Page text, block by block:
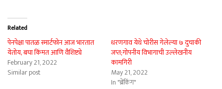
Related
पेनपेक्षा पातळ स्मार्टफोन आज भारतात
येतोय, बघा किंमत आणि वैशिष्ट्ये
February 21, 2022
Similar post
धरणगाव येथे चोरीस गेलेल्या ७ दुचाकी
जप्त;गोपनीय विभागाची उल्लेखनीय
कामगिरी
May 21, 2022
In "ब्रेकिंग"